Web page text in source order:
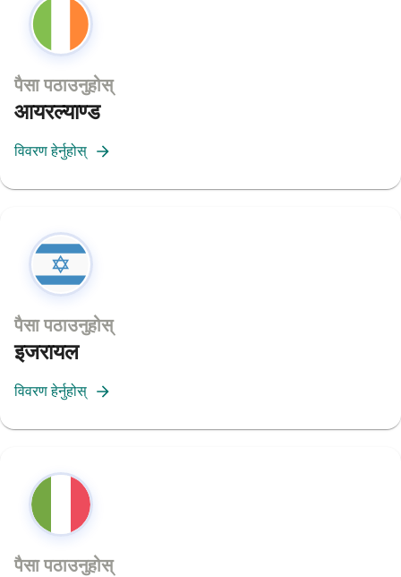
पैसा पठाउनुहोस्
आयरल्याण्ड
विवरण हेर्नुहोस्
पैसा पठाउनुहोस्
इजरायल
विवरण हेर्नुहोस्
पैसा पठाउनुहोस्